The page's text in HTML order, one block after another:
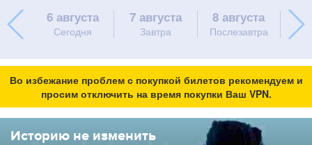
6 августа
Сегодня
7 августа
Завтра
8 августа
Послезавтра
9
Во избежание проблем с покупкой билетов рекомендуем и
просим отключить на время покупки Ваш VPN.
Историю не изменить